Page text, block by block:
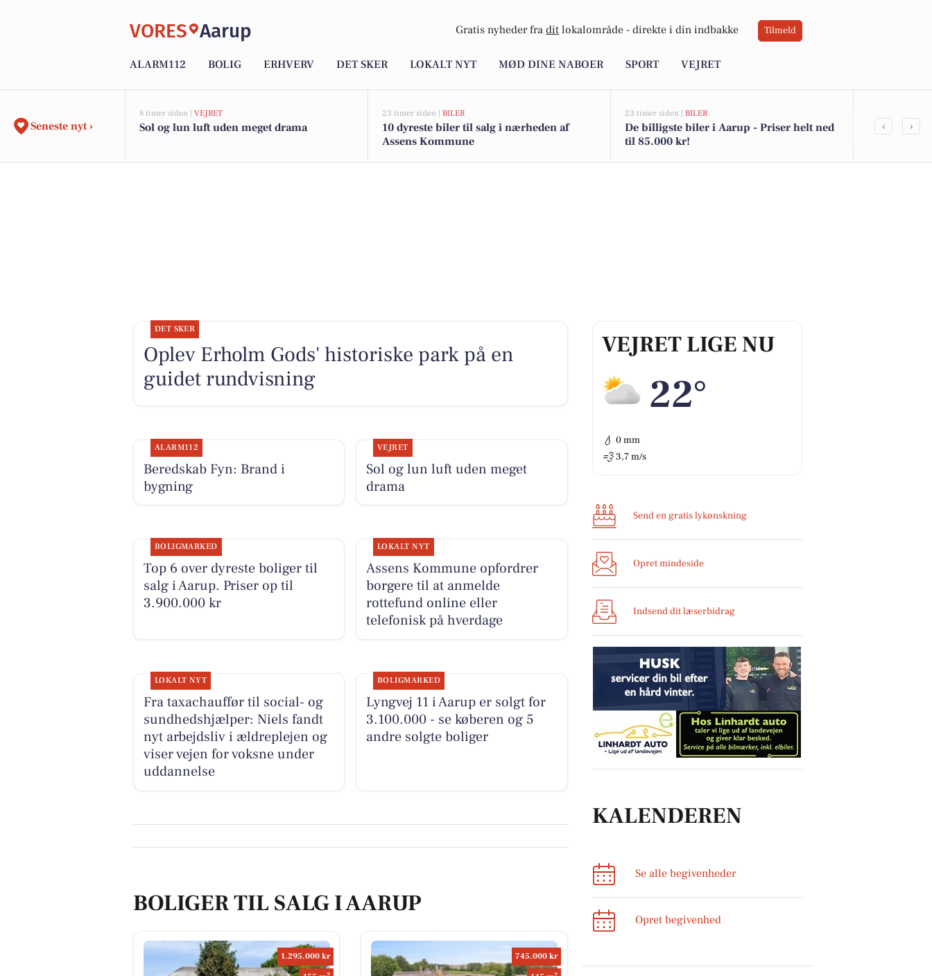
VORES Aarup Gratis nyheder fra dit lokalområde - direkte i din indbakke Tilmeld
ALARM112 BOLIG ERHVERV DET SKER LOKALT NYT MØD DINE NABOER SPORT VEJRET
Seneste nyt ›
8 timer siden | VEJRET
Sol og lun luft uden meget drama
23 timer siden | BILER
10 dyreste biler til salg i nærheden af
Assens Kommune
23 timer siden | BILER
De billigste biler i Aarup - Priser helt ned
til 85.000 kr!
Assens
‹ ›
VEJRET LIGE NU
22°
💧 0 mm
💨 3,7 m/s
Send en gratis lykønskning
Opret mindeside
Indsend dit læserbidrag
KALENDEREN
Se alle begivenheder
Opret begivenhed
DET SKER
Oplev Erholm Gods' historiske park på en
guidet rundvisning
ALARM112
Beredskab Fyn: Brand i
bygning
VEJRET
Sol og lun luft uden meget
drama
BOLIGMARKED
Top 6 over dyreste boliger til
salg i Aarup. Priser op til
3.900.000 kr
LOKALT NYT
Assens Kommune opfordrer
borgere til at anmelde
rottefund online eller
telefonisk på hverdage
LOKALT NYT
Fra taxachauffør til social- og
sundhedshjælper: Niels fandt
nyt arbejdsliv i ældreplejen og
viser vejen for voksne under
uddannelse
BOLIGMARKED
Lyngvej 11 i Aarup er solgt for
3.100.000 - se køberen og 5
andre solgte boliger
BOLIGER TIL SALG I AARUP
1.295.000 kr
745.000 kr